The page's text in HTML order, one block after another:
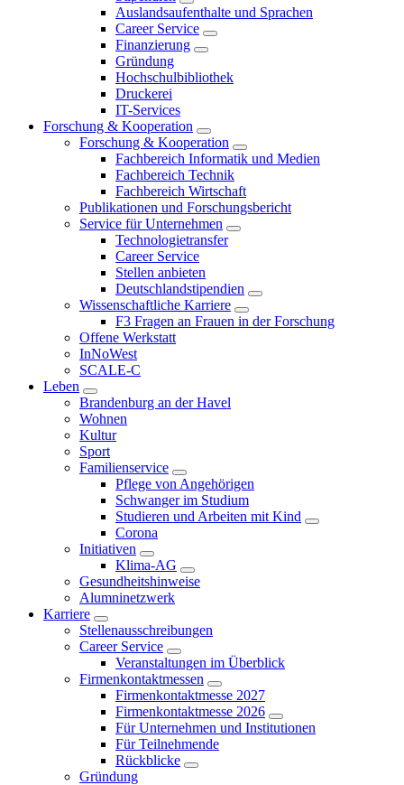
Auslandsaufenthalte und Sprachen
Career Service
Finanzierung
Gründung
Hochschulbibliothek
Druckerei
IT-Services
Forschung & Kooperation
Forschung & Kooperation
Fachbereich Informatik und Medien
Fachbereich Technik
Fachbereich Wirtschaft
Publikationen und Forschungsbericht
Service für Unternehmen
Technologietransfer
Career Service
Stellen anbieten
Deutschlandstipendien
Wissenschaftliche Karriere
F3 Fragen an Frauen in der Forschung
Offene Werkstatt
InNoWest
SCALE-C
Leben
Brandenburg an der Havel
Wohnen
Kultur
Sport
Familienservice
Pflege von Angehörigen
Schwanger im Studium
Studieren und Arbeiten mit Kind
Corona
Initiativen
Klima-AG
Gesundheitshinweise
Alumninetzwerk
Karriere
Stellenausschreibungen
Career Service
Veranstaltungen im Überblick
Firmenkontaktmessen
Firmenkontaktmesse 2027
Firmenkontaktmesse 2026
Für Unternehmen und Institutionen
Für Teilnehmende
Rückblicke
Gründung